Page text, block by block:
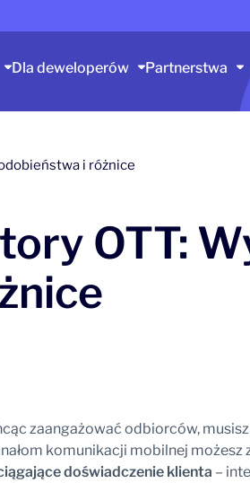
Dla deweloperów Partnerstwa
i różnice
OTT:
zaangażować odbiorców,
komunikacji mobilnej
doświadczenie klienta –